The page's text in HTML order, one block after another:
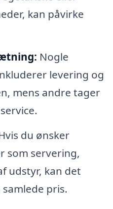
kan påvirke
Nogle
levering og
mens andre tager
du ønsker
som servering,
udstyr, kan det
pris.